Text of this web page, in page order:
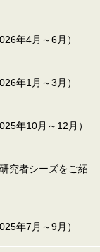
年4月～6月）
年1月～3月）
年10月～12月）
究者シーズをご紹
年7月～9月）